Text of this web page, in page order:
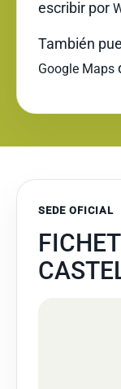
escribir por
También
Google Maps
SEDE OFICIAL